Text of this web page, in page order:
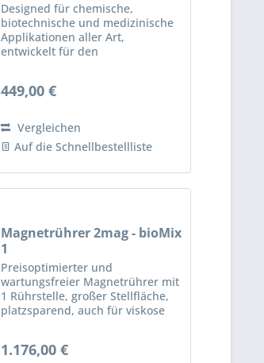
Designed für chemische,
biotechnische und medizinische
Applikationen aller Art,
entwickelt für den
Dauerbetrieb. Ultraflacher,
mit 1 Rührstelle, bis zu 3.000...
449,00 €
Vergleichen
Auf die Schnellbestellliste
Magnetrührer 2mag - bioMix
1
Preisoptimierter und
wartungsfreier Magnetrührer mit
1 Rührstelle, großer Stellfläche,
platzsparend, auch für viskose
Schrittmotor-Antrieb für extrem
1.176,00 €